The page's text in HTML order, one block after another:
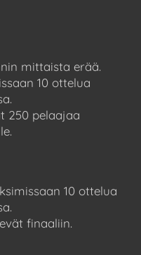
mittaista erää.
10 ottelua
250 pelaajaa
10 ottelua
finaaliin.